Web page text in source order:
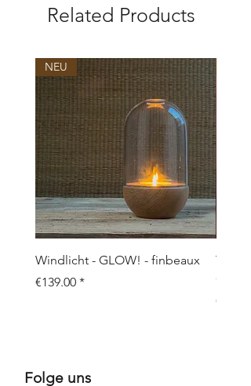
info@eagle-products.de
Related Products
NEU
Windlicht - GLOW! - finbeaux
Price
€139.00
Topf/
Price
€109.00
Folge uns